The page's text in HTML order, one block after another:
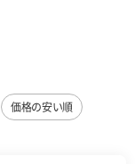
価格の安い順